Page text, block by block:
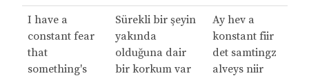
I have a
constant fear
that
something's
Sürekli bir şeyin
yakında
olduğuna dair
bir korkum var
Ay hev a
konstant fiir
det samtingz
alveys niir